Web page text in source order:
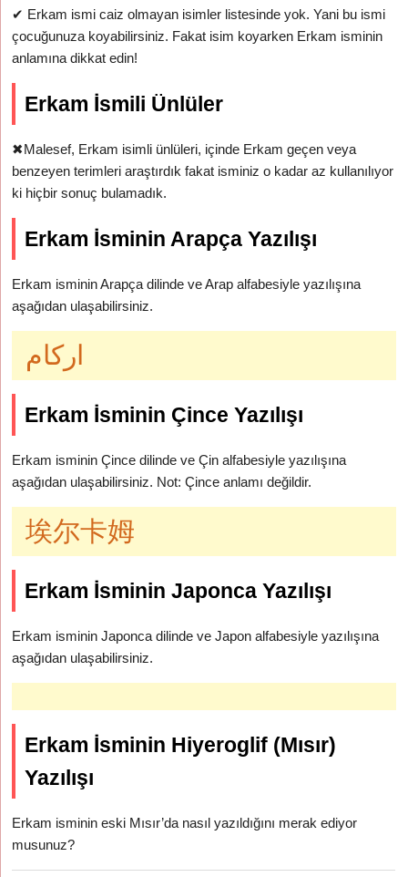
✔ Erkam ismi caiz olmayan isimler listesinde yok. Yani bu ismi
çocuğunuza koyabilirsiniz. Fakat isim koyarken Erkam isminin
anlamına dikkat edin!
Erkam İsmili Ünlüler
✖Malesef, Erkam isimli ünlüleri, içinde Erkam geçen veya
benzeyen terimleri araştırdık fakat isminiz o kadar az kullanılıyor
ki hiçbir sonuç bulamadık.
Erkam İsminin Arapça Yazılışı
Erkam isminin Arapça dilinde ve Arap alfabesiyle yazılışına
aşağıdan ulaşabilirsiniz.
اركام
Erkam İsminin Çince Yazılışı
Erkam isminin Çince dilinde ve Çin alfabesiyle yazılışına
aşağıdan ulaşabilirsiniz. Not: Çince anlamı değildir.
埃尔卡姆
Erkam İsminin Japonca Yazılışı
Erkam isminin Japonca dilinde ve Japon alfabesiyle yazılışına
aşağıdan ulaşabilirsiniz.
Erkam İsminin Hiyeroglif (Mısır)
Yazılışı
Erkam isminin eski Mısır’da nasıl yazıldığını merak ediyor
musunuz?